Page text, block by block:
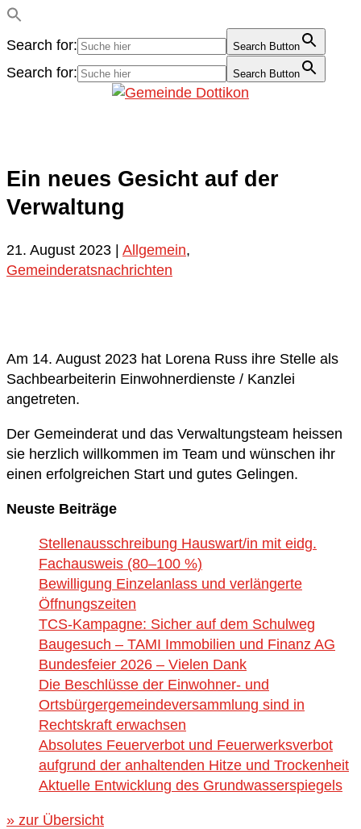
Search for: Search Button
Search for: Search Button
Ein neues Gesicht auf der
Verwaltung
21. August 2023 | Allgemein,
Gemeinderatsnachrichten
Am 14. August 2023 hat Lorena Russ ihre Stelle als
Sachbearbeiterin Einwohnerdienste / Kanzlei
angetreten.
Der Gemeinderat und das Verwaltungsteam heissen
sie herzlich willkommen im Team und wünschen ihr
einen erfolgreichen Start und gutes Gelingen.
Neuste Beiträge
Stellenausschreibung Hauswart/in mit eidg.
Fachausweis (80–100 %)
Bewilligung Einzelanlass und verlängerte
Öffnungszeiten
TCS-Kampagne: Sicher auf dem Schulweg
Baugesuch – TAMI Immobilien und Finanz AG
Bundesfeier 2026 – Vielen Dank
Die Beschlüsse der Einwohner- und
Ortsbürgergemeindeversammlung sind in
Rechtskraft erwachsen
Absolutes Feuerverbot und Feuerwerksverbot
aufgrund der anhaltenden Hitze und Trockenheit
Aktuelle Entwicklung des Grundwasserspiegels
» zur Übersicht